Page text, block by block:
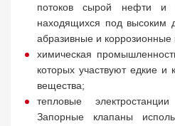
потоков сырой нефти и
находящихся под высоким
абразивные и коррозионные
химическая
которых участвуют едкие и
вещества;
тепловые
Запорные клапаны